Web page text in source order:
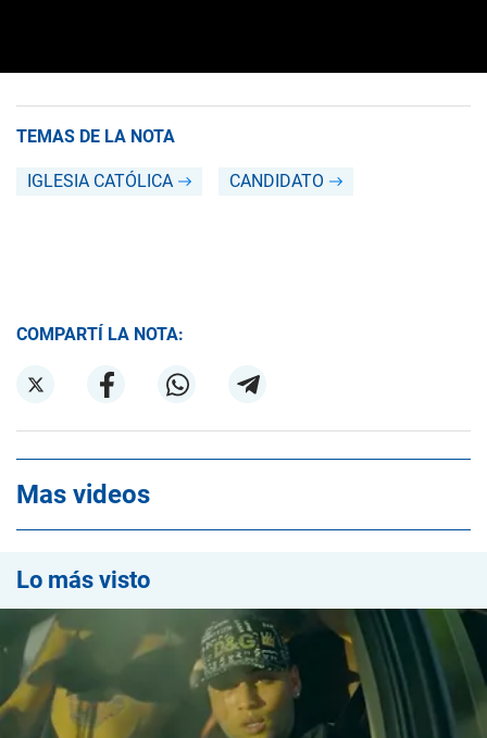
TEMAS DE LA NOTA
IGLESIA CATÓLICA CANDIDATO
COMPARTÍ LA NOTA:
Mas videos
Lo más visto